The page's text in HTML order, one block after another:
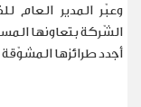
وعبّر المدير العام
الشّركة بتعاونها
أجدد طرائزها